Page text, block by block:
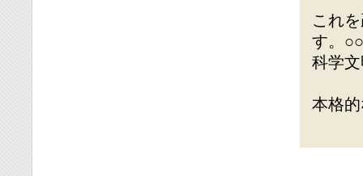
これ
す。
科学
本格